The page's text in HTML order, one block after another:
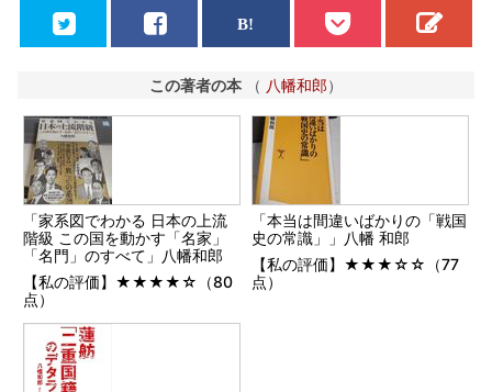
この著者の本 （ 八幡和郎）
「家系図でわかる 日本の上流
階級 この国を動かす「名家」
「名門」のすべて」八幡和郎
【私の評価】★★★★☆（80
点）
「本当は間違いばかりの「戦国
史の常識」」八幡 和郎
【私の評価】★★★☆☆（77
点）